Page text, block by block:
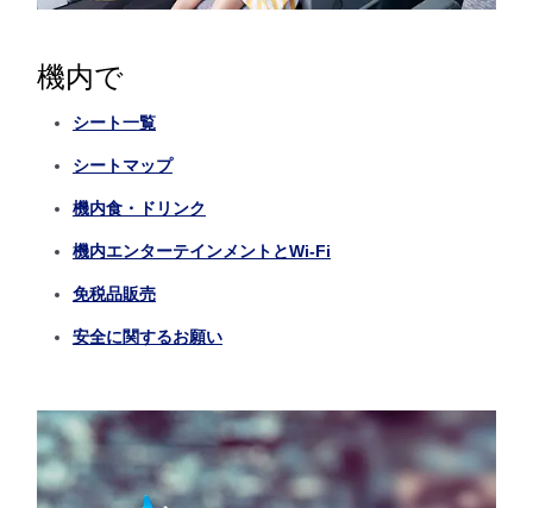
機内で
シート一覧
シートマップ
機内食・ドリンク
機内エンターテインメントとWi-Fi
免税品販売
安全に関するお願い